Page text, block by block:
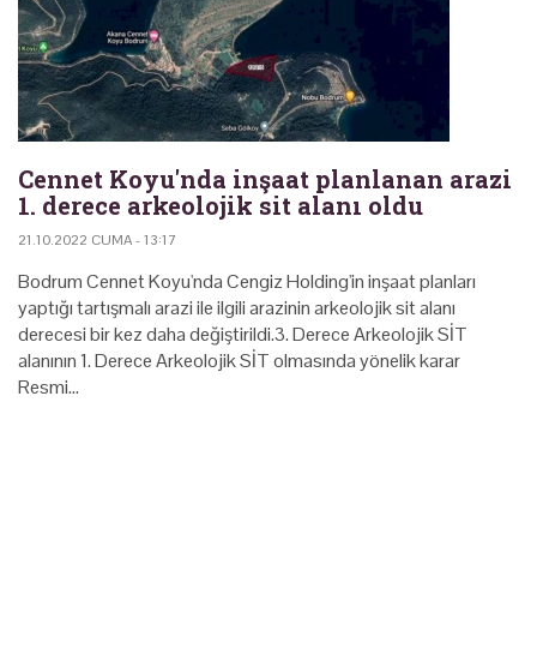
Cennet Koyu'nda inşaat planlanan arazi
1. derece arkeolojik sit alanı oldu
21.10.2022 CUMA - 13:17
Bodrum Cennet Koyu'nda Cengiz Holding'in inşaat planları
yaptığı tartışmalı arazi ile ilgili arazinin arkeolojik sit alanı
derecesi bir kez daha değiştirildi.3. Derece Arkeolojik SİT
alanının 1. Derece Arkeolojik SİT olmasında yönelik karar
Resmi…